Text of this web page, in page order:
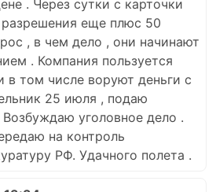
. Через сутки с карточки
еще плюс 50
, в чем дело , они начинают
. Компания пользуется
в том числе воруют деньги с
25 июля , подаю
уголовное дело .
на контроль
РФ. Удачного полета .